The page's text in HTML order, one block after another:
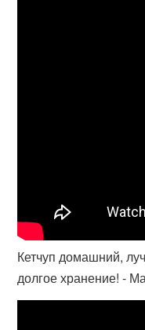
Кетчуп домашний,
долгое хранение! -